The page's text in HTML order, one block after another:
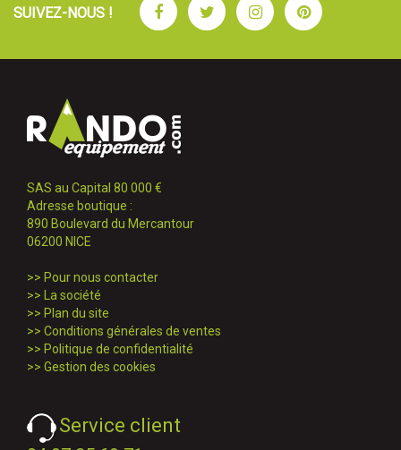
SUIVEZ-NOUS ! FacebookTwitterInstagramPinterest
SAS au Capital 80 000 €
Adresse boutique :
890 Boulevard du Mercantour
06200 NICE
>> Pour nous contacter
>>
La société
>> Plan du site
>> Conditions générales de ventes
>> Politique de confidentialité
>> Gestion des cookies
Service client